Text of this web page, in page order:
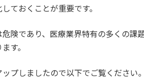
ておくことが重要です。
険であり、医療業界特有の多くの課
す。
プしましたので以下でご覧ください。